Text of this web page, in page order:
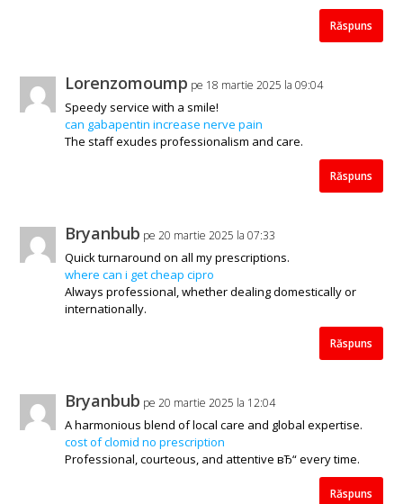
Răspuns
Lorenzomoump pe 18 martie 2025 la 09:04
Speedy service with a smile!
can gabapentin increase nerve pain
The staff exudes professionalism and care.
Răspuns
Bryanbub pe 20 martie 2025 la 07:33
Quick turnaround on all my prescriptions.
where can i get cheap cipro
Always professional, whether dealing domestically or
internationally.
Răspuns
Bryanbub pe 20 martie 2025 la 12:04
A harmonious blend of local care and global expertise.
cost of clomid no prescription
Professional, courteous, and attentive вЂ“ every time.
Răspuns